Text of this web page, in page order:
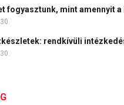
fogyasztunk, mint amennyit a
rendkívüli